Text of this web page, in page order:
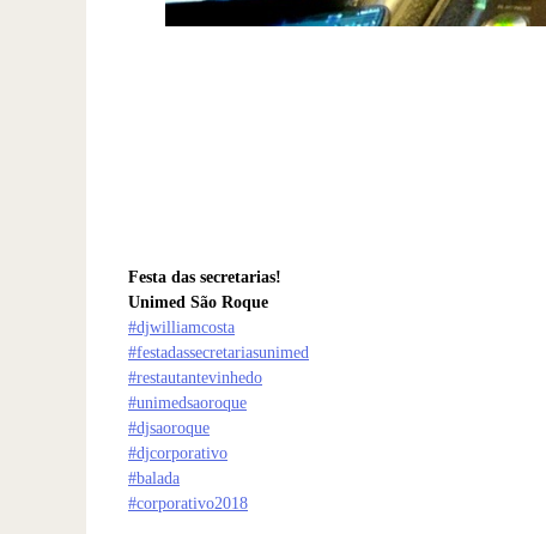
Festa das secretarias!
Unimed São Roque
#djwilliamcosta
#festadassecretariasunimed
#restautantevinhedo
#unimedsaoroque
#djsaoroque
#djcorporativo
#balada
#corporativo2018